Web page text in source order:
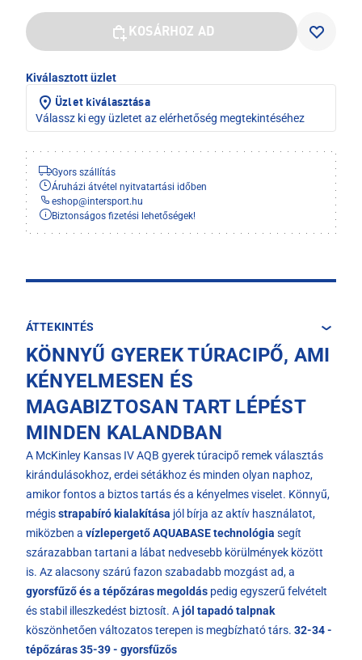
KOSÁRHOZ AD
Kiválasztott üzlet
Üzlet kiválasztása
Válassz ki egy üzletet az elérhetőség megtekintéséhez
Gyors szállítás
Áruházi átvétel nyitvatartási időben
eshop@intersport.hu
Biztonságos fizetési lehetőségek!
ÁTTEKINTÉS
KÖNNYŰ GYEREK TÚRACIPŐ, AMI
KÉNYELMESEN ÉS
MAGABIZTOSAN TART LÉPÉST
MINDEN KALANDBAN
A McKinley Kansas IV AQB gyerek túracipő remek választás
kirándulásokhoz, erdei sétákhoz és minden olyan naphoz,
amikor fontos a biztos tartás és a kényelmes viselet. Könnyű,
mégisstrapabíró kialakítása jól bírja az aktív használatot,
miközben a vízlepergető AQUABASE technológia segít
szárazabban tartani a lábat nedvesebb körülmények között
is. Az alacsony szárú fazon szabadabb mozgást ad, a
gyorsfűző és a tépőzáras megoldás pedig egyszerű felvételt
és stabil illeszkedést biztosít. Ajól tapadó talpnak
köszönhetően változatos terepen is megbízható társ. 32-34 -
tépőzáras35-39 - gyorsfűzős